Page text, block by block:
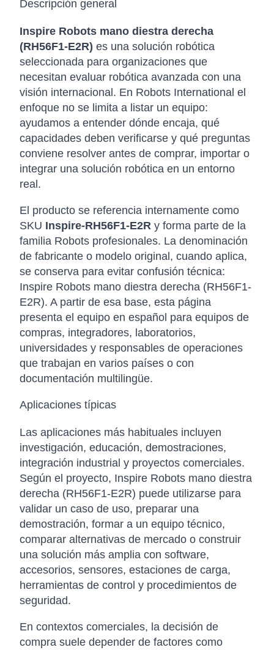
Descripción general
Inspire Robots mano diestra derecha
(RH56F1-E2R) es una solución robótica
seleccionada para organizaciones que
necesitan evaluar robótica avanzada con una
visión internacional. En Robots International el
enfoque no se limita a listar un equipo:
ayudamos a entender dónde encaja, qué
capacidades deben verificarse y qué preguntas
conviene resolver antes de comprar, importar o
integrar una solución robótica en un entorno
real.
El producto se referencia internamente como
SKU Inspire-RH56F1-E2R y forma parte de la
familia Robots profesionales. La denominación
de fabricante o modelo original, cuando aplica,
se conserva para evitar confusión técnica:
Inspire Robots mano diestra derecha (RH56F1-
E2R). A partir de esa base, esta página
presenta el equipo en español para equipos de
compras, integradores, laboratorios,
universidades y responsables de operaciones
que trabajan en varios países o con
documentación multilingüe.
Aplicaciones típicas
Las aplicaciones más habituales incluyen
investigación, educación, demostraciones,
integración industrial y proyectos comerciales.
Según el proyecto, Inspire Robots mano diestra
derecha (RH56F1-E2R) puede utilizarse para
validar un caso de uso, preparar una
demostración, formar a un equipo técnico,
comparar alternativas de mercado o construir
una solución más amplia con software,
accesorios, sensores, estaciones de carga,
herramientas de control y procedimientos de
seguridad.
En contextos comerciales, la decisión de
compra suele depender de factores como